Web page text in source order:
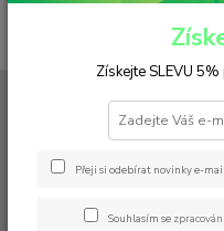
WD 10 022
Získejte SLEVU
Přeji si odebírat novinky e-
Souhlasím se